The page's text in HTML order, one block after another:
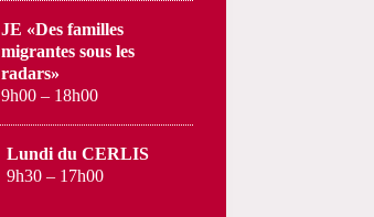
JE «Des familles
migrantes sous les
radars»
9h00 – 18h00
Lundi du CERLIS
9h30 – 17h00